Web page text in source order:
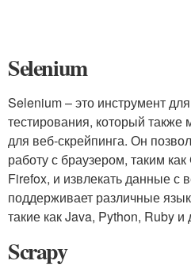
Selenium
Selenium – это инструмент
тестирования, который также
для веб-скрейпинга. Он
работу с браузером, таким
Firefox, и извлекать данные с
поддерживает различные
такие как Java, Python, Ruby и
Scrapy